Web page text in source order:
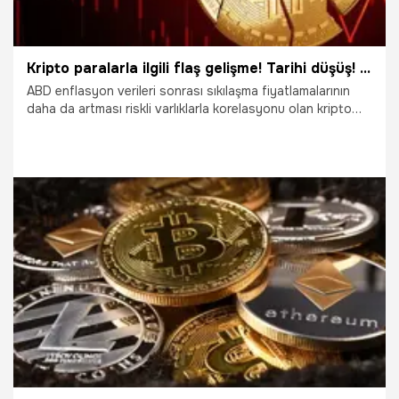
Kripto paralarla ilgili flaş gelişme! Tarihi düşüş! Bitcoin, Ethereum, Ripple, Doge...
ABD enflasyon verileri sonrası sıkılaşma fiyatlamalarının
daha da artması riskli varlıklarla korelasyonu olan kripto
455 milyar dolara düştü. Öte yandan dev kripto para
borsası Binance, olağanüstü piyasa şartları nedeniyle
işlemleri durdurdu.
13.06.2022 Ekonomi